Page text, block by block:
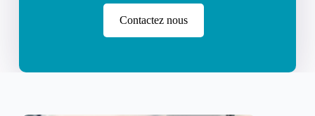
Contactez nous